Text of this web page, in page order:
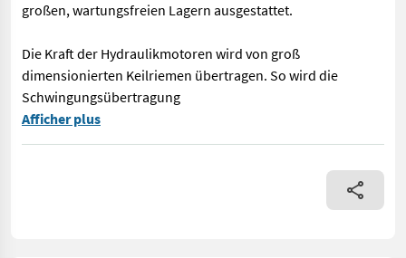
großen, wartungsfreien Lagern ausgestattet.
Die Kraft der Hydraulikmotoren wird von groß
dimensionierten Keilriemen übertragen. So wird die
Schwingungsübertragung
> Solide, kräftig und sauberer Schnitt > schneidet Äste bis 25
Afficher plus